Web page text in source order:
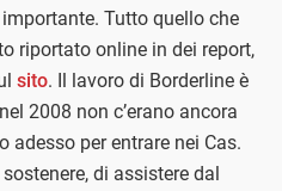
Tutto quello che
riportato online in dei report,
sito. Il lavoro di Borderline è
2008 non c’erano ancora
adesso per entrare nei Cas.
di assistere dal